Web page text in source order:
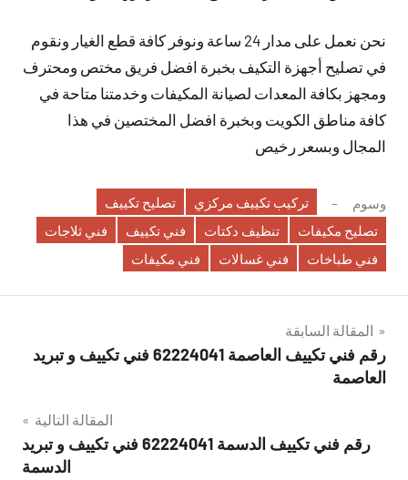
نحن نعمل على مدار 24 ساعة ونوفر كافة قطع الغيار ونقوم
في تصليح أجهزة التكيف بخبرة افضل فريق مختص ومحترف
ومجهز بكافة المعدات لصيانة المكيفات وخدمتنا متاحة في
كافة مناطق الكويت وبخبرة افضل المختصين في هذا
المجال وبسعر رخيص
وسوم تركيب تكييف مركزي
تصليح تكييف
تصليح مكيفات
تنظيف دكتات فني تكييف
فني ثلاجات
فني طباخات
فني غسالات فني مكيفات
تصفّح
المقالات
المقالة السابقة
رقم فني تكييف العاصمة 62224041 فني تكييف و تبريد
العاصمة
المقالة التالية
رقم فني تكييف الدسمة 62224041 فني تكييف و تبريد
الدسمة